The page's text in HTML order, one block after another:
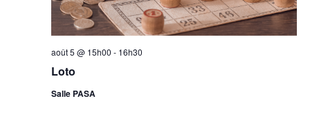
Loto
août 5 @ 15h00 - 16h30
Salle PASA